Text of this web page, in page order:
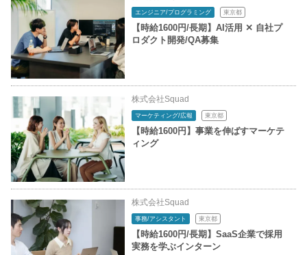
エンジニア/プログラミング 東京都
【時給1600円/長期】AI活用 ✕ 自社プ
ロダクト開発/QA募集
株式会社Squad
マーケティング/広報 東京都
【時給1600円】事業を伸ばすマーケテ
ィング
株式会社Squad
事務/アシスタント 東京都
【時給1600円/長期】SaaS企業で採用
実務を学ぶインターン